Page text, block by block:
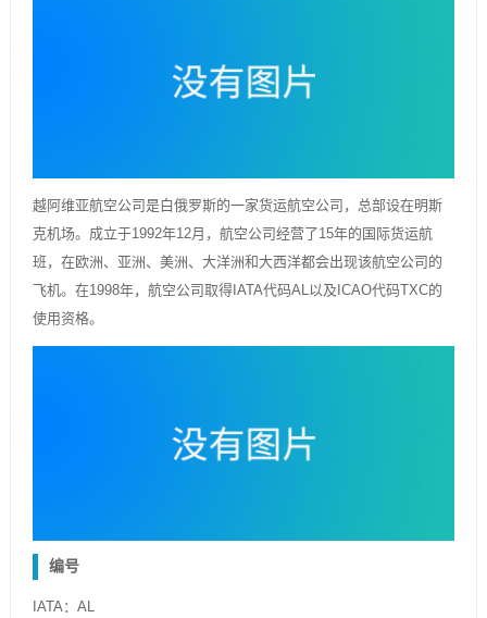
越阿维亚航空公司是白俄罗斯的一家货运航空公司，总部设在明斯
克机场。成立于1992年12月，航空公司经营了15年的国际货运航
班，在欧洲、亚洲、美洲、大洋洲和大西洋都会出现该航空公司的
飞机。在1998年，航空公司取得IATA代码AL以及ICAO代码TXC的
使用资格。
编号
IATA：AL